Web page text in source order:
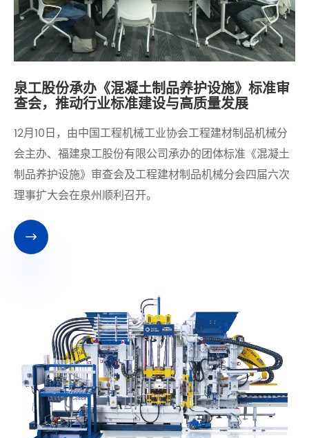
泉工股份承办《混凝土制品养护设施》标准审
查会，推动行业标准建设与高质量发展
12月10日，由中国工程机械工业协会工程建材制品机械分
会主办、福建泉工股份有限公司承办的团体标准《混凝土
制品养护设施》审查会及工程建材制品机械分会四届六次
理事扩大会在泉州顺利召开。
